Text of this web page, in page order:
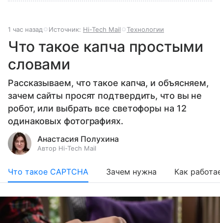
1 час назад Источник: Hi-Tech Mail Технологии
Что такое капча простыми
словами
Рассказываем, что такое капча, и объясняем,
зачем сайты просят подтвердить, что вы не
робот, или выбрать все светофоры на 12
одинаковых фотографиях.
Анастасия Полухина
Автор Hi-Tech Mail
Что такое CAPTCHA Зачем нужна Как